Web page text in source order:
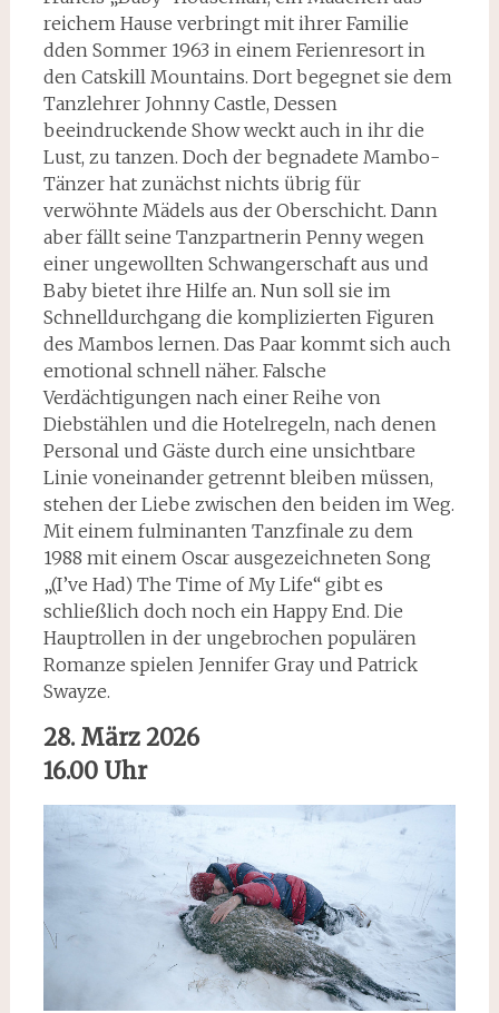
reichem Hause verbringt mit ihrer Familie
dden Sommer 1963 in einem Ferienresort in
den Catskill Mountains. Dort begegnet sie dem
Tanzlehrer Johnny Castle, Dessen
beeindruckende Show weckt auch in ihr die
Lust, zu tanzen. Doch der begnadete Mambo-
Tänzer hat zunächst nichts übrig für
verwöhnte Mädels aus der Oberschicht. Dann
aber fällt seine Tanzpartnerin Penny wegen
einer ungewollten Schwangerschaft aus und
Baby bietet ihre Hilfe an. Nun soll sie im
Schnelldurchgang die komplizierten Figuren
des Mambos lernen. Das Paar kommt sich auch
emotional schnell näher. Falsche
Verdächtigungen nach einer Reihe von
Diebstählen und die Hotelregeln, nach denen
Personal und Gäste durch eine unsichtbare
Linie voneinander getrennt bleiben müssen,
stehen der Liebe zwischen den beiden im Weg.
Mit einem fulminanten Tanzfinale zu dem
1988 mit einem Oscar ausgezeichneten Song
„(I’ve Had) The Time of My Life“ gibt es
schließlich doch noch ein Happy End. Die
Hauptrollen in der ungebrochen populären
Romanze spielen Jennifer Gray und Patrick
Swayze.
28. März 2026
16.00 Uhr